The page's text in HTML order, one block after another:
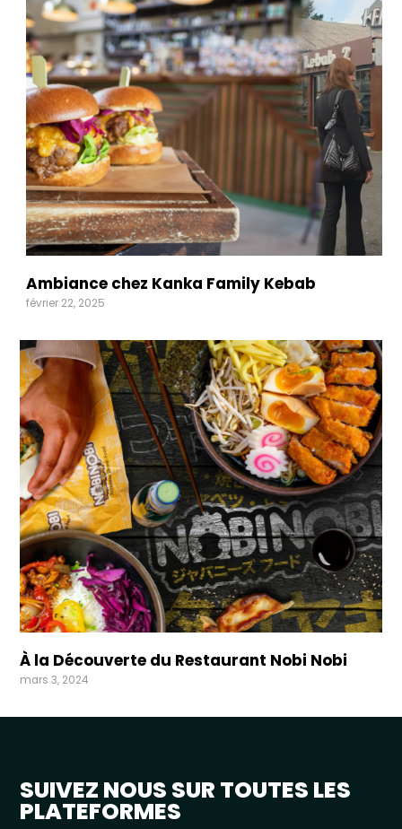
Ambiance chez Kanka Family Kebab
février 22, 2025
À la Découverte du Restaurant Nobi Nobi
mars 3, 2024
SUIVEZ NOUS SUR TOUTES LES
PLATEFORMES